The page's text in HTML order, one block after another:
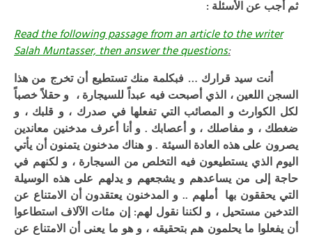
ثم أجب عن الأسئلة :
Read the following passage from an article to the writer
Salah Muntasser, then answer the questions:
أنت سيد قرارك … فبكلمة منك تستطيع أن تخرج من هذا
السجن اللعين ، الذي أصبحت فيه عبداً للسيجارة ، و حقلاً خصباً
لكل الكوارث و المصائب التي تفعلها في صدرك ، و قلبك ، و
ضغطك ، و مفاصلك ، و أعصابك . و أنا أعرف مدخنين معاندين
يصرون على هذه العادة السيئة . و هناك مدخنون يتمنون أن يأتي
اليوم الذي يستطيعون فيه التخلص من السيجارة ، و لكنهم في
حاجة إلى من يساعدهم و يشجعهم و يدلهم على هذه الوسيلة
التي يحققون بها أملهم .. و المدخنون يعتقدون أن الامتناع عن
التدخين مستحيل ، و لكننا نقول لهم: إن مئات الآلاف استطاعوا
أن يفعلوا ما يحلمون هم بتحقيقه ، و هو ما يعنى أن الامتناع عن